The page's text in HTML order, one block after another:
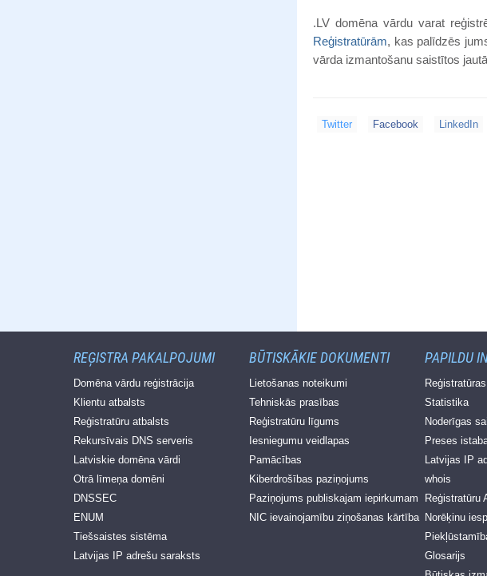
.LV domēna vārdu varat
Reģistratūrām, kas palīdzēs
vārda izmantošanu saistītos
Twitter Facebook LinkedIn
REĢISTRA PAKALPOJUMI
Domēna vārdu reģistrācija
Klientu atbalsts
Reģistratūru atbalsts
Rekursīvais DNS serveris
Latviskie domēna vārdi
Otrā līmeņa domēni
DNSSEC
ENUM
Tiešsaistes sistēma
Latvijas IP adrešu saraksts
BŪTISKĀKIE DOKUMENTI
Lietošanas noteikumi
Tehniskās prasības
Reģistratūru līgums
Iesniegumu veidlapas
Pamācības
Kiberdrošības paziņojums
Paziņojums publiskajam iepirkumam
NIC ievainojamību ziņošanas kārtība
PAPILDU
Reģistratūras
Statistika
Noderīgas
Preses
Latvijas IP
whois
Reģistratūru
Norēķinu
Glosarijs